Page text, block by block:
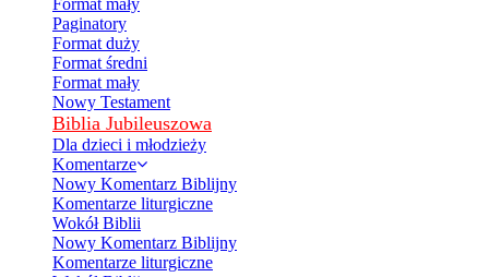
Format mały
Paginatory
Format duży
Format średni
Format mały
Nowy Testament
Biblia Jubileuszowa
Dla dzieci i młodzieży
Komentarze
Nowy Komentarz Biblijny
Komentarze liturgiczne
Wokół Biblii
Nowy Komentarz Biblijny
Komentarze liturgiczne